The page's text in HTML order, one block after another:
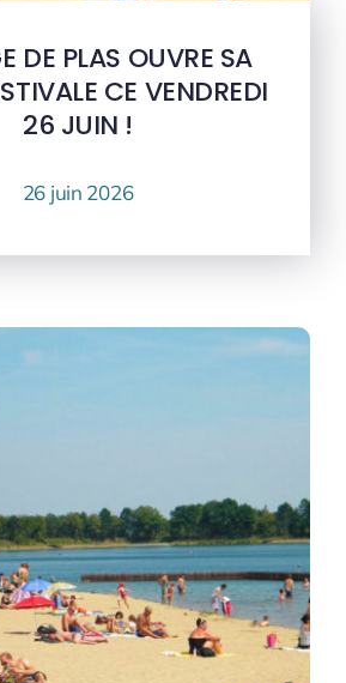
DE PLAS OUVRE SA
CE VENDREDI
26 JUIN !
26 juin 2026